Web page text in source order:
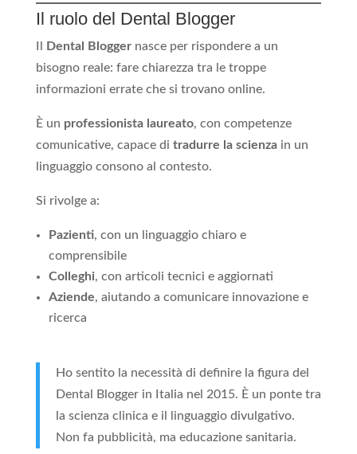
Il ruolo del Dental Blogger
Dental Bloggernasce per rispondere a un
bisogno reale: fare chiarezza tra le troppe
informazioni errate che si trovano online.
È un professionista laureato, con competenze
comunicative, capace di tradurre la scienzain un
linguaggio consono al contesto.
Si rivolge a:
Pazienti, con un linguaggio chiaro e
comprensibile
Colleghi, con articoli tecnici e aggiornati
Aziende, aiutando a comunicare innovazione e
ricerca
Ho sentito la necessità di definire la figura del
Dental Blogger in Italia nel 2015. È un ponte tra
la scienza clinica e il linguaggio divulgativo.
Non fa pubblicità, ma educazione sanitaria.